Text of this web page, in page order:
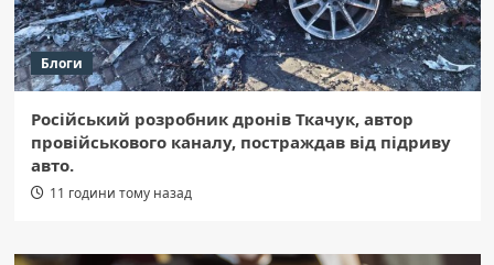
Блоги
Російський розробник дронів Ткачук, автор
провійськового каналу, постраждав від підриву
авто.
11 години тому назад